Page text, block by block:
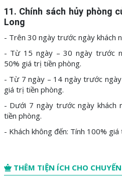
11. Chính sách hủy phòng
Long
- Trên 30 ngày trước ngày khách
- Từ 15 ngày – 30 ngày trước
50% giá trị tiền phòng.
- Từ 7 ngày – 14 ngày trước
giá trị tiền phòng.
- Dưới 7 ngày trước ngày khách
tiền phòng.
- Khách không đến: Tính 100%
THÊM TIỆN ÍCH CHO